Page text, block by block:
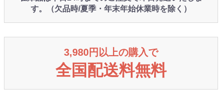
す。（欠品時/夏季・年末年始休業時を除く）
3,980円以上の購入で
全国配送料無料